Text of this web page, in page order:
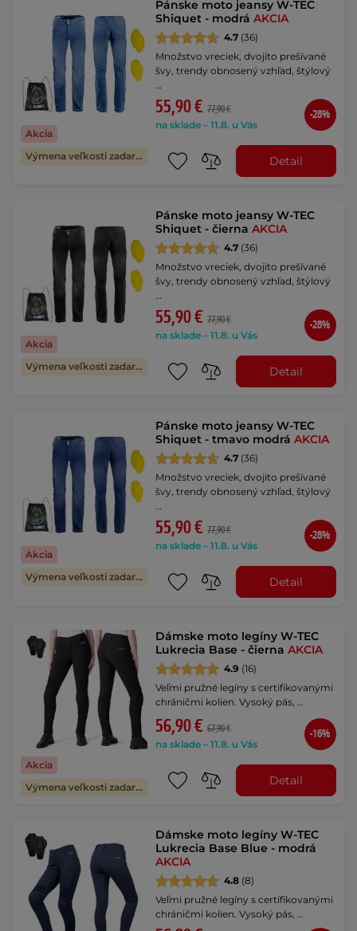
Akcia
Výmena veľkosti zadarmo
Pánske moto jeansy W-TEC
Shiquet - modráAKCIA
4.7 (36)
Množstvo vreciek, dvojito prešívané
švy, trendy obnosený vzhľad, štýlový
…
55,90 € 77,90 €
na sklade – 11.8. u Vás
-28%
Detail
Akcia
Výmena veľkosti zadarmo
Pánske moto jeansy W-TEC
Shiquet - čiernaAKCIA
4.7 (36)
Množstvo vreciek, dvojito prešívané
švy, trendy obnosený vzhľad, štýlový
…
55,90 € 77,90 €
na sklade – 11.8. u Vás
-28%
Detail
Akcia
Výmena veľkosti zadarmo
Pánske moto jeansy W-TEC
Shiquet - tmavo modráAKCIA
4.7 (36)
Množstvo vreciek, dvojito prešívané
švy, trendy obnosený vzhľad, štýlový
…
55,90 € 77,90 €
na sklade – 11.8. u Vás
-28%
Detail
Akcia
Výmena veľkosti zadarmo
Dámske moto legíny W-TEC
Lukrecia Base - čiernaAKCIA
4.9 (16)
Veľmi pružné legíny s certifikovanými
chráničmi kolien. Vysoký pás, …
56,90 € 67,90 €
na sklade – 11.8. u Vás
-16%
Detail
Dámske moto legíny W-TEC
Lukrecia Base Blue - modrá
AKCIA
4.8 (8)
Veľmi pružné legíny s certifikovanými
chráničmi kolien. Vysoký pás, …